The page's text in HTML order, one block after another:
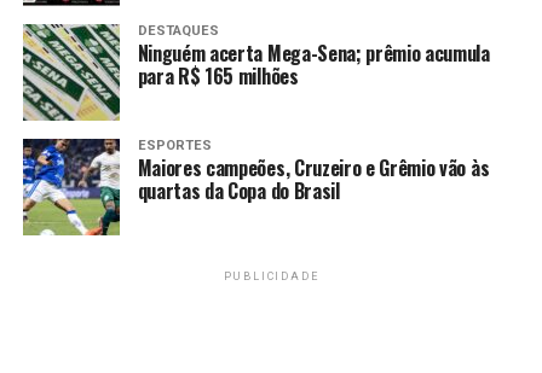
DESTAQUES
Ninguém acerta Mega-Sena; prêmio acumula
para R$ 165 milhões
ESPORTES
Maiores campeões, Cruzeiro e Grêmio vão às
quartas da Copa do Brasil
PUBLICIDADE